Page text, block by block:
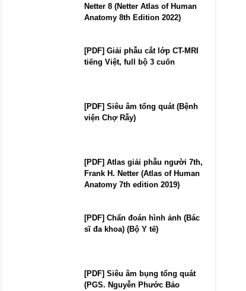
Netter 8 (Netter Atlas of Human
Anatomy 8th Edition 2022)
[PDF] Giải phẫu cắt lớp CT-MRI
tiếng Việt, full bộ 3 cuốn
[PDF] Siêu âm tổng quát (Bệnh
viện Chợ Rẫy)
[PDF] Atlas giải phẫu người 7th,
Frank H. Netter (Atlas of Human
Anatomy 7th edition 2019)
[PDF] Chẩn đoán hình ảnh (Bác
sĩ đa khoa) (Bộ Y tế)
[PDF] Siêu âm bụng tổng quát
(PGS. Nguyễn Phước Bảo